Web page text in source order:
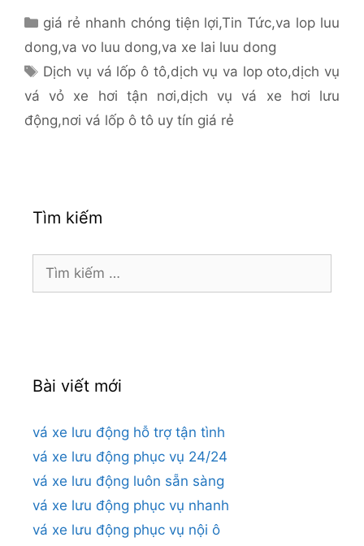
Danh
mục
giá rẻ nhanh chóng tiện lợi,Tin Tức,va lop luu
dong,va vo luu dong,va xe lai luu dong
Thẻ
Dịch vụ vá lốp ô tô,dịch vụ va lop oto,dịch vụ
vá vỏ xe hơi tận nơi,dịch vụ vá xe hơi lưu
động,nơi vá lốp ô tô uy tín giá rẻ
Tìm kiếm
Tìm
Bài viết mới
vá xe lưu động hỗ trợ tận tình
vá xe lưu động phục vụ 24/24
vá xe lưu động luôn sẵn sàng
vá xe lưu động phục vụ nhanh
vá xe lưu động phục vụ nội ô